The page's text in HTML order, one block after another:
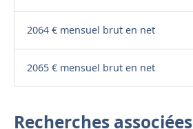
2064 € mensuel brut en net
2065 € mensuel brut en net
Recherches associées